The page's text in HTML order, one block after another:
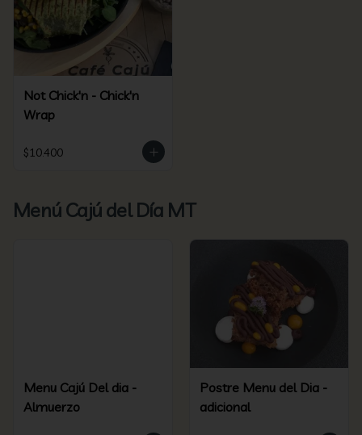
Not Chick'n - Chick'n
Wrap
$10.400
Menú Cajú del Día MT
Menu Cajú Del dia -
Almuerzo
Postre Menu del Dia -
adicional